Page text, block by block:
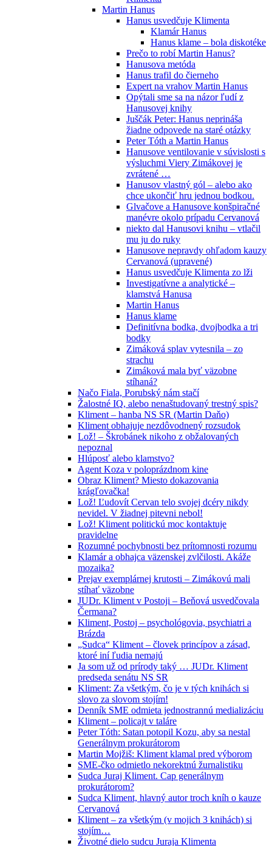
Martin Hanus
Hanus usvedčuje Klimenta
Klamár Hanus
Hanus klame – bola diskotéke
Prečo to robí Martin Hanus?
Hanusova metóda
Hanus trafil do čierneho
Expert na vrahov Martin Hanus
Opýtali sme sa na názor ľudí z
Hanusovej knihy
Juščák Peter: Hanus neprináša
žiadne odpovede na staré otázky
Peter Tóth a Martin Hanus
Hanusove ventilovanie v súvislosti s
výsluchmi Viery Zimákovej je
zvrátené …
Hanusov vlastný gól – alebo ako
chce ukončiť hru jednou bodkou.
Glvačove a Hanusove konšpiračné
manévre okolo prípadu Cervanová
niekto dal Hanusovi knihu – vtlačil
mu ju do ruky
Hanusove nepravdy ohľadom kauzy
Cervanová (upravené)
Hanus usvedčuje Klimenta zo lži
Investigatívne a analytické –
klamstvá Hanusa
Martin Hanus
Hanus klame
Definitívna bodka, dvojbodka a tri
bodky
Zimáková splav vytesnila – zo
strachu
Zimáková mala byť väzobne
stíhaná?
Načo Fiala, Porubský nám stačí
Žalostné IQ, alebo nenaštudovaný trestný spis?
Kliment – hanba NS SR (Martin Daňo)
Kliment obhajuje nezdôvodnený rozsudok
Lož! – Škrobánek nikoho z obžalovaných
nepoznal
Hlúposť alebo klamstvo?
Agent Koza v poloprázdnom kine
Obraz Kliment? Miesto dokazovania
krágľovačka!
Lož! Ľudovít Cervan telo svojej dcéry nikdy
nevidel. V žiadnej pitevni nebol!
Lož! Kliment politickú moc kontaktuje
pravidelne
Rozumné pochybnosti bez prítomnosti rozumu
Klamár a obhajca väzenskej zvlčilosti. Akáže
mozaika?
Prejav exemplárnej krutosti – Zimákovú mali
stíhať väzobne
JUDr. Kliment v Postoji – Beňová usvedčovala
Čermana?
Kliment, Postoj – psychológovia, psychiatri a
Brázda
„Sudca“ Kliment – človek princípov a zásad,
ktoré iní ľudia nemajú
Ja som už od prírody taký … JUDr. Kliment
predseda senátu NS SR
Kliment: Za všetkým, čo je v tých knihách si
slovo za slovom stojím!
Denník SME odmieta jednostrannú medializáciu
Kliment – policajt v taláre
Peter Tóth: Satan potopil Kozu, aby sa nestal
Generálnym prokurátorom
Martin Mojžiš: Kliment klamal pred výborom
SME-čko odmietlo nekorektnú žurnalistiku
Sudca Juraj Kliment. Cap generálnym
prokurátorom?
Sudca Kliment, hlavný autor troch kníh o kauze
Cervanová
Kliment – za všetkým (v mojich 3 knihách) si
stojím…
Životné dielo sudcu Juraja Klimenta